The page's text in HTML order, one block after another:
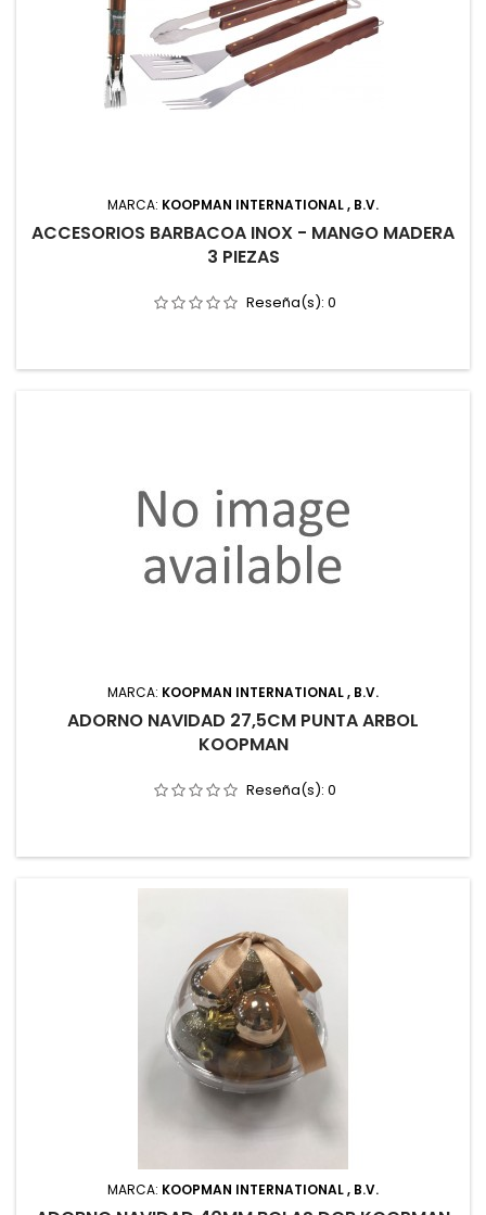
MARCA: KOOPMAN INTERNATIONAL , B.V.
ACCESORIOS BARBACOA INOX - MANGO MADERA
3 PIEZAS
Reseña(s): 0
MARCA: KOOPMAN INTERNATIONAL , B.V.
ADORNO NAVIDAD 27,5CM PUNTA ARBOL
KOOPMAN
Reseña(s): 0
MARCA: KOOPMAN INTERNATIONAL , B.V.